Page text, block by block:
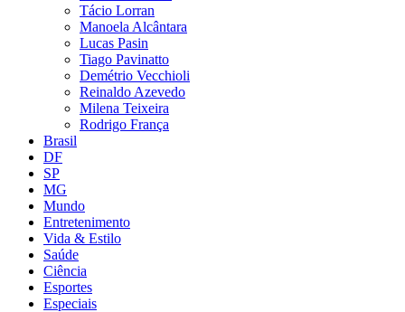
Tácio Lorran
Manoela Alcântara
Lucas Pasin
Tiago Pavinatto
Demétrio Vecchioli
Reinaldo Azevedo
Milena Teixeira
Rodrigo França
Brasil
DF
SP
MG
Mundo
Entretenimento
Vida & Estilo
Saúde
Ciência
Esportes
Especiais